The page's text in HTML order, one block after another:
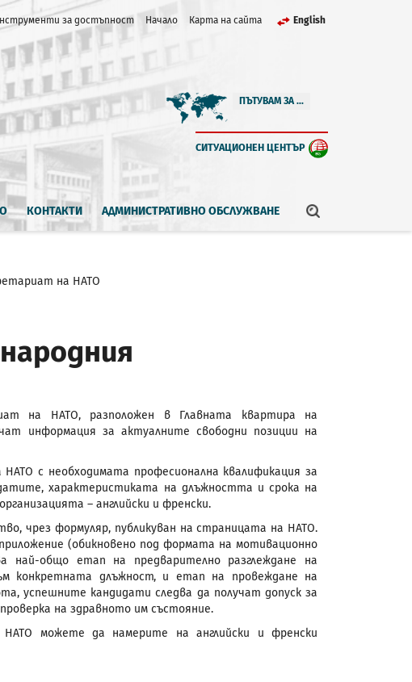
за достъпност Начало Карта на сайта English
ПЪТУВАМ ЗА ...
СИТУАЦИОНЕН ЦЕНТЪР
КОНТАКТИ АДМИНИСТРАТИВНО ОБСЛУЖВАНЕ
на НАТО
на НАТО, разположен в Главната квартира на
информация за актуалните свободни позиции на
с необходимата професионална квалификация за
характеристиката на длъжността и срока на
– английски и френски.
чрез формуляр, публикуван на страницата на НАТО.
(обикновено под формата на мотивационно
общо етап на предварително разглеждане на
конкретната длъжност, и етап на провеждане на
успешните кандидати следва да получат допуск за
на здравното им състояние.
можете да намерите на английски и френски